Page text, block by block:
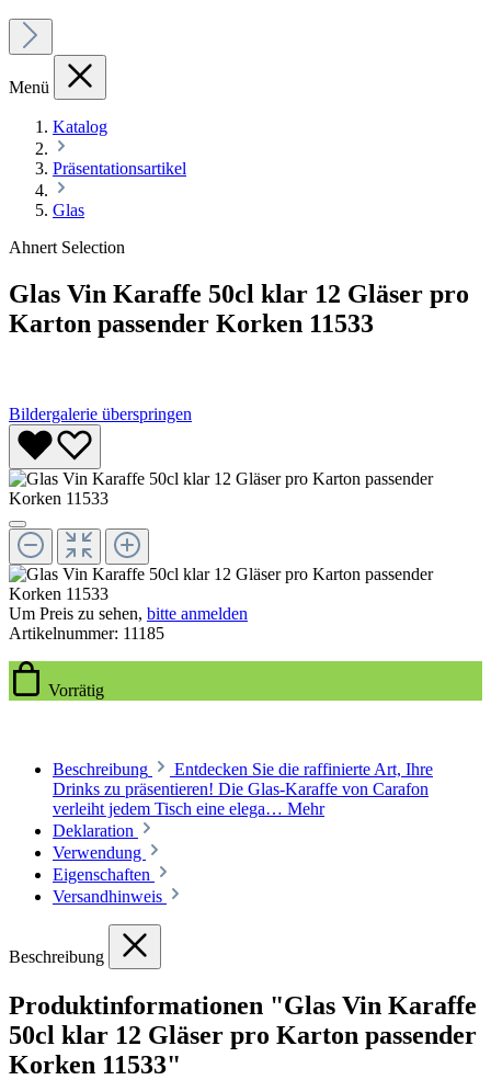
Menü
Katalog
Präsentationsartikel
Glas
Ahnert Selection
Glas Vin Karaffe 50cl klar 12 Gläser pro
Karton passender Korken 11533
Bildergalerie überspringen
Um Preis zu sehen, bitte anmelden
Artikelnummer: 11185
Vorrätig
Beschreibung
Entdecken Sie die raffinierte Art, Ihre
Drinks zu präsentieren! Die Glas-Karaffe von Carafon
verleiht jedem Tisch eine elega… Mehr
Deklaration
Verwendung
Eigenschaften
Versandhinweis
Beschreibung
Produktinformationen "Glas Vin Karaffe
50cl klar 12 Gläser pro Karton passender
Korken 11533"